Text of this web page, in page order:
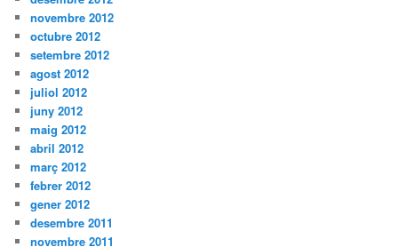
novembre 2012
octubre 2012
setembre 2012
agost 2012
juliol 2012
juny 2012
maig 2012
abril 2012
març 2012
febrer 2012
gener 2012
desembre 2011
novembre 2011